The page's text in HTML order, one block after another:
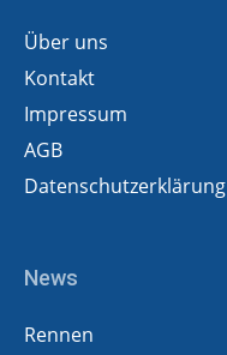
Über uns
Kontakt
Impressum
AGB
Datenschutzerklärung
News
Rennen